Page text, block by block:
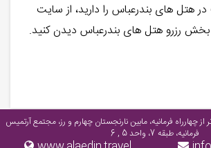
هتل ‌های بندرعباس را دارید، از سایت
بخش رزرو هتل ‌های بندرعباس دیدن کنید.
از چهارراه فرمانیه، مابین نارنجستان چهارم و رز، مجتمع آرتمیس
فرمانیه، طبقه 7، واحد 5 , 6